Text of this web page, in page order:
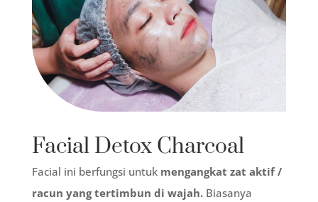
Facial Detox Charcoal
Facial ini berfungsi untukmengangkat zat aktif /
racun yang tertimbun di wajah. Biasanya